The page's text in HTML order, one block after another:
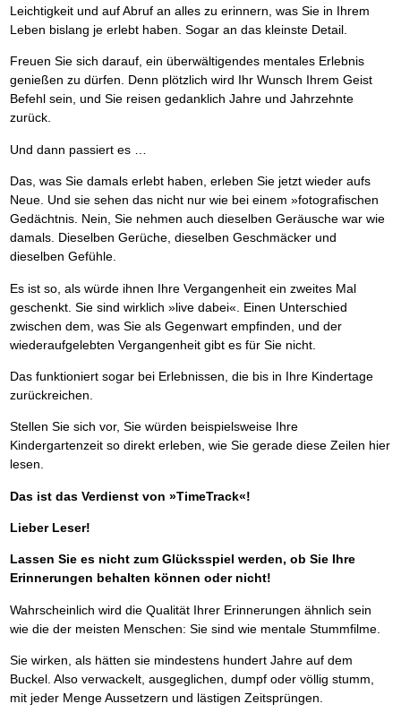
Leichtigkeit und auf Abruf an alles zu erinnern, was Sie in Ihrem
Leben bislang je erlebt haben. Sogar an das kleinste Detail.
Freuen Sie sich darauf, ein überwältigendes mentales Erlebnis
genießen zu dürfen. Denn plötzlich wird Ihr Wunsch Ihrem Geist
Befehl sein, und Sie reisen gedanklich Jahre und Jahrzehnte
zurück.
Und dann passiert es …
Das, was Sie damals erlebt haben, erleben Sie jetzt wieder aufs
Neue. Und sie sehen das nicht nur wie bei einem »fotografischen
Gedächtnis. Nein, Sie nehmen auch dieselben Geräusche war wie
damals. Dieselben Gerüche, dieselben Geschmäcker und
dieselben Gefühle.
Es ist so, als würde ihnen Ihre Vergangenheit ein zweites Mal
geschenkt. Sie sind wirklich »live dabei«. Einen Unterschied
zwischen dem, was Sie als Gegenwart empfinden, und der
wiederaufgelebten Vergangenheit gibt es für Sie nicht.
Das funktioniert sogar bei Erlebnissen, die bis in Ihre Kindertage
zurückreichen.
Stellen Sie sich vor, Sie würden beispielsweise Ihre
Kindergartenzeit so direkt erleben, wie Sie gerade diese Zeilen hier
lesen.
Das ist das Verdienst von »TimeTrack«!
Lieber Leser!
Lassen Sie es nicht zum Glücksspiel werden, ob Sie Ihre
Erinnerungen behalten können oder nicht!
Wahrscheinlich wird die Qualität Ihrer Erinnerungen ähnlich sein
wie die der meisten Menschen: Sie sind wie mentale Stummfilme.
Sie wirken, als hätten sie mindestens hundert Jahre auf dem
Buckel. Also verwackelt, ausgeglichen, dumpf oder völlig stumm,
mit jeder Menge Aussetzern und lästigen Zeitsprüngen.